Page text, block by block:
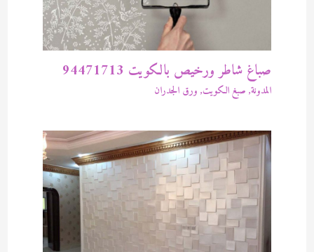
صباغ شاطر ورخيص بالكويت 94471713
المدونة, صبغ الكويت, ورق الجدران